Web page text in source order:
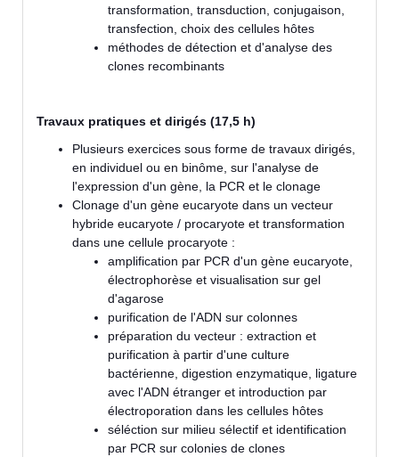
transformation, transduction, conjugaison,
transfection, choix des cellules hôtes
méthodes de détection et d'analyse des
clones recombinants
Travaux pratiques et dirigés (17,5 h)
Plusieurs exercices sous forme de travaux dirigés,
en individuel ou en binôme, sur l'analyse de
l'expression d'un gène, la PCR et le clonage
Clonage d'un gène eucaryote dans un vecteur
hybride eucaryote / procaryote et transformation
dans une cellule procaryote :
amplification par PCR d'un gène eucaryote,
électrophorèse et visualisation sur gel
d'agarose
purification de l'ADN sur colonnes
préparation du vecteur : extraction et
purification à partir d'une culture
bactérienne, digestion enzymatique, ligature
avec l'ADN étranger et introduction par
électroporation dans les cellules hôtes
séléction sur milieu sélectif et identification
par PCR sur colonies de clones